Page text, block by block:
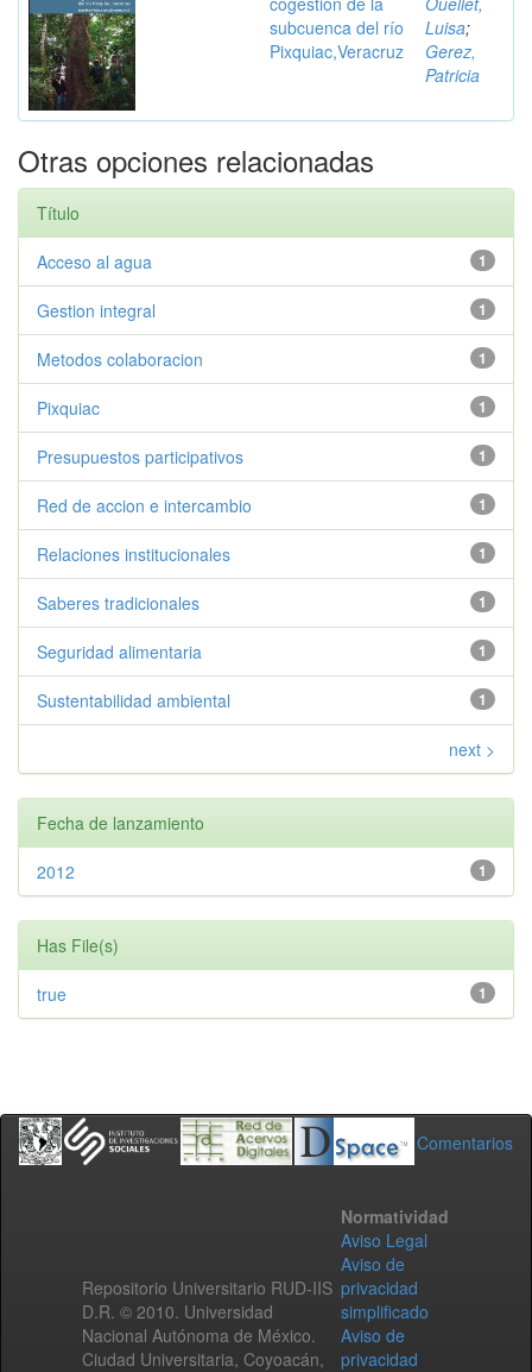
subcuenca del río
Pixquiac,Veracruz
Luisa;
Gerez,
Patricia
Otras opciones relacionadas
Título
1
Acceso al agua
1
Gestion integral
1
Metodos colaboracion
1
Pixquiac
1
Presupuestos participativos
1
Red de accion e intercambio
1
Relaciones institucionales
1
Saberes tradicionales
1
Seguridad alimentaria
1
Sustentabilidad ambiental
next >
Fecha de lanzamiento
1
2012
Has File(s)
1
true
Comentarios
Repositorio Universitario RUD-IIS
D.R. © 2010. Universidad
Nacional Autónoma de México.
Ciudad Universitaria, Coyoacán,
Normatividad
Aviso Legal
Aviso de
privacidad
simplificado
Aviso de
privacidad